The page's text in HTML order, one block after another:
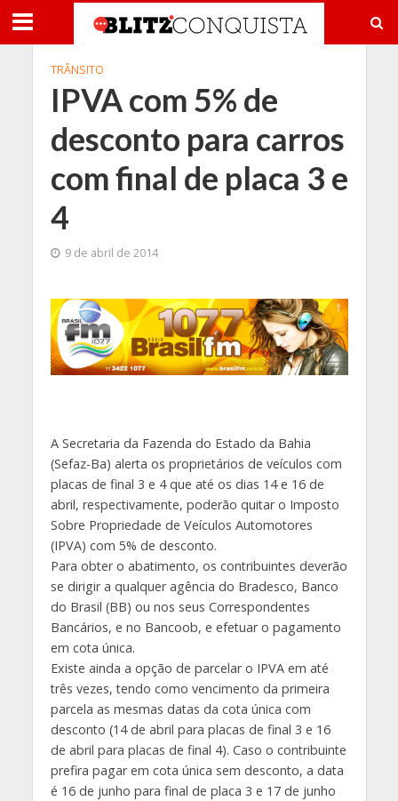
TRÂNSITO
IPVA com 5% de
desconto para carros
com final de placa 3 e
4
9 de abril de 2014
A Secretaria da Fazenda do Estado da Bahia
(Sefaz-Ba) alerta os proprietários de veículos com
placas de final 3 e 4 que até os dias 14 e 16 de
abril, respectivamente, poderão quitar o Imposto
Sobre Propriedade de Veículos Automotores
(IPVA) com 5% de desconto.
Para obter o abatimento, os contribuintes deverão
se dirigir a qualquer agência do Bradesco, Banco
do Brasil (BB) ou nos seus Correspondentes
Bancários, e no Bancoob, e efetuar o pagamento
em cota única.
Existe ainda a opção de parcelar o IPVA em até
três vezes, tendo como vencimento da primeira
parcela as mesmas datas da cota única com
desconto (14 de abril para placas de final 3 e 16
de abril para placas de final 4). Caso o contribuinte
prefira pagar em cota única sem desconto, a data
é 16 de junho para final de placa 3 e 17 de junho